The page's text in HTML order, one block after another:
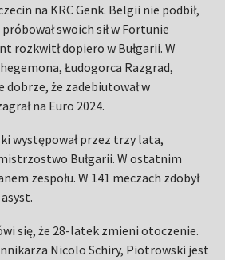
na KRC Genk. Belgii nie podbił,
swoich sił w Fortunie
rozkwitł dopiero w Bułgarii. W
Łudogorca Razgrad,
dobrze, że zadebiutował w
na Euro 2024.
występował przez trzy lata,
Bułgarii. W ostatnim
zespołu. W 141 meczach zdobył
się, że 28-latek zmieni otoczenie.
Nicolo Schiry, Piotrowski jest